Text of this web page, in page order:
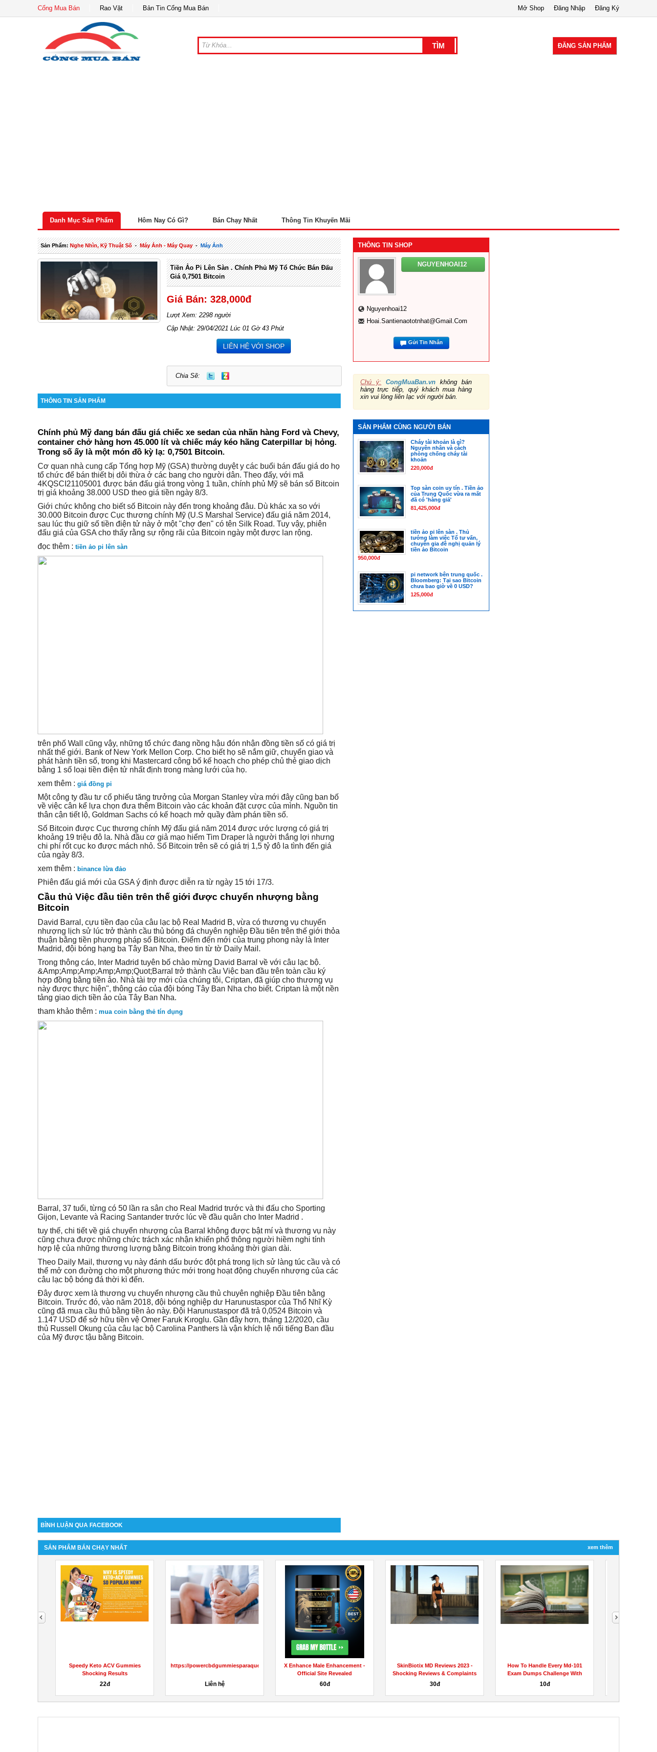
Cổng Mua Bán Rao Vặt Bản Tin Cổng Mua Bán Đăng Ký
Đăng Nhập
Mở Shop
ĐĂNG SẢN PHẨM
Danh Mục Sản Phẩm Hôm Nay Có Gì? Bán Chạy Nhất Thông Tin Khuyến Mãi
Sản Phẩm:Nghe Nhìn, Kỹ Thuật Số-Máy Ảnh - Máy Quay-Máy Ảnh
Tiền Ảo Pi Lên Sàn . Chính Phủ Mỹ Tổ Chức Bán Đấu
Giá 0,7501 Bitcoin
Giá Bán: 328,000đ
Lượt Xem: 2298 người
Cập Nhật: 29/04/2021 Lúc 01 Gờ 43 Phút
LIÊN HỆ VỚI SHOP
Chia Sẽ:
THÔNG TIN SẢN PHẨM
Chính phủ Mỹ đang bán đấu giá chiếc xe sedan của nhãn hàng Ford và Chevy,
container chở hàng hơn 45.000 lít và chiếc máy kéo hãng Caterpillar bị hỏng.
Trong số ấy là một món đồ kỳ lạ: 0,7501 Bitcoin.
Cơ quan nhà cung cấp Tổng hợp Mỹ (GSA) thường duyệt y các buổi bán đấu giá do họ
tổ chức để bán thiết bị dôi thừa ở các bang cho người dân. Theo đấy, với mã
4KQSCI21105001 được bán đấu giá trong vòng 1 tuần, chính phủ Mỹ sẽ bán số Bitcoin
trị giá khoảng 38.000 USD theo giá tiền ngày 8/3.
Giới chức không cho biết số Bitcoin này đến trong khoảng đâu. Dù khác xa so với
30.000 Bitcoin được Cục thương chính Mỹ (U.S Marshal Service) đấu giá năm 2014,
sau lúc thu giữ số tiền điện tử này ở một "chợ đen" có tên Silk Road. Tuy vậy, phiên
đấu giá của GSA cho thấy rằng sự rộng rãi của Bitcoin ngày một được lan rộng.
đọc thêm : tiền ảo pi lên sàn
trên phố Wall cũng vậy, những tổ chức đang nồng hậu đón nhận đồng tiền số có giá trị
nhất thế giới. Bank of New York Mellon Corp. Cho biết họ sẽ nắm giữ, chuyển giao và
phát hành tiền số, trong khi Mastercard công bố kế hoạch cho phép chủ thẻ giao dịch
bằng 1 số loại tiền điện tử nhất định trong màng lưới của họ.
xem thêm : giá đồng pi
Một công ty đầu tư cổ phiếu tăng trưởng của Morgan Stanley vừa mới đây cũng ban bố
về việc cân kể lựa chọn đưa thêm Bitcoin vào các khoản đặt cược của mình. Nguồn tin
thân cận tiết lộ, Goldman Sachs có kế hoạch mở quầy đàm phán tiền số.
Số Bitcoin được Cục thương chính Mỹ đấu giá năm 2014 được ước lượng có giá trị
khoảng 19 triệu đô la. Nhà đầu cơ giả mạo hiểm Tim Draper là người thắng lợi nhưng
chi phí rốt cục ko được mách nhỏ. Số Bitcoin trên sẽ có giá trị 1,5 tỷ đô la tình đến giá
của ngày 8/3.
xem thêm : binance lừa đảo
Phiên đấu giá mới của GSA ý định được diễn ra từ ngày 15 tới 17/3.
Cầu thủ Việc đầu tiên trên thế giới được chuyển nhượng bằng
Bitcoin
David Barral, cựu tiền đạo của câu lạc bộ Real Madrid B, vừa có thương vụ chuyển
nhượng lịch sử lúc trở thành cầu thủ bóng đá chuyên nghiệp Đầu tiên trên thế giới thỏa
thuận bằng tiền phương pháp số Bitcoin. Điểm đến mới của trung phong này là Inter
Madrid, đội bóng hạng ba Tây Ban Nha, theo tin từ tờ Daily Mail.
Trong thông cáo, Inter Madrid tuyên bố chào mừng David Barral về với câu lạc bộ.
&Amp;Amp;Amp;Amp;Amp;Quot;Barral trở thành cầu Việc ban đầu trên toàn cầu ký
hợp đồng bằng tiền ảo. Nhà tài trợ mới của chúng tôi, Criptan, đã giúp cho thương vụ
này được thực hiện", thông cáo của đội bóng Tây Ban Nha cho biết. Criptan là một nền
tảng giao dịch tiền ảo của Tây Ban Nha.
tham khảo thêm : mua coin bằng thẻ tín dụng
Barral, 37 tuổi, từng có 50 lần ra sân cho Real Madrid trước và thi đấu cho Sporting
Gijon, Levante và Racing Santander trước lúc về đầu quân cho Inter Madrid .
tuy thế, chi tiết về giá chuyển nhượng của Barral không được bật mí và thương vụ này
cũng chưa được những chức trách xác nhận khiến phổ thông người hiềm nghi tính
hợp lệ của những thương lượng bằng Bitcoin trong khoảng thời gian dài.
Theo Daily Mail, thương vụ này đánh dấu bước đột phá trong lịch sử làng túc cầu và có
thể mở con đường cho một phương thức mới trong hoạt động chuyển nhượng của các
câu lạc bộ bóng đá thời kì đến.
Đây được xem là thương vụ chuyển nhượng cầu thủ chuyên nghiệp Đầu tiên bằng
Bitcoin. Trước đó, vào năm 2018, đội bóng nghiệp dư Harunustaspor của Thổ Nhĩ Kỳ
cũng đã mua cầu thủ bằng tiền ảo này. Đội Harunustaspor đã trả 0,0524 Bitcoin và
1.147 USD để sở hữu tiền vệ Omer Faruk Kıroglu. Gần đây hơn, tháng 12/2020, cầu
thủ Russell Okung của câu lạc bộ Carolina Panthers là vận khích lệ nổi tiếng Ban đầu
của Mỹ được tậu bằng Bitcoin.
BÌNH LUẬN QUA FACEBOOK
THÔNG TIN SHOP
NGUYENHOAI12
Nguyenhoai12
Hoai.santienaototnhat@gmail.com
Gửi Tin Nhắn
Chú ý: CongMuaBan.vn không bán
hàng trực tiếp, quý khách mua hàng
xin vui lòng liên lạc với người bán.
SẢN PHẨM CÙNG NGƯỜI BÁN
Cháy tài khoản là gì?
Nguyên nhân và cách
phòng chống cháy tài
khoản
220,000đ
Top sàn coin uy tín . Tiền ảo
của Trung Quốc vừa ra mắt
đã có 'hàng giả'
81,425,000đ
tiền ảo pi lên sàn . Thủ
tướng làm việc Tổ tư vấn,
chuyên gia đề nghị quản lý
tiền ảo Bitcoin
950,000đ
pi network bên trung quốc .
Bloomberg: Tại sao Bitcoin
chưa bao giờ về 0 USD?
125,000đ
SẢN PHẨM BÁN CHẠY NHẤT xem thêm
Speedy Keto ACV Gummies
Shocking Results
22đ
https://powercbdgummiesparaquesirve.godaddysites.com/
Liên hệ
X Enhance Male Enhancement -
Official Site Revealed
60đ
SkinBiotix MD Reviews 2023 -
Shocking Reviews & Complaints
30đ
How To Handle Every Md-101
Exam Dumps Challenge With
Ease...
10đ
next